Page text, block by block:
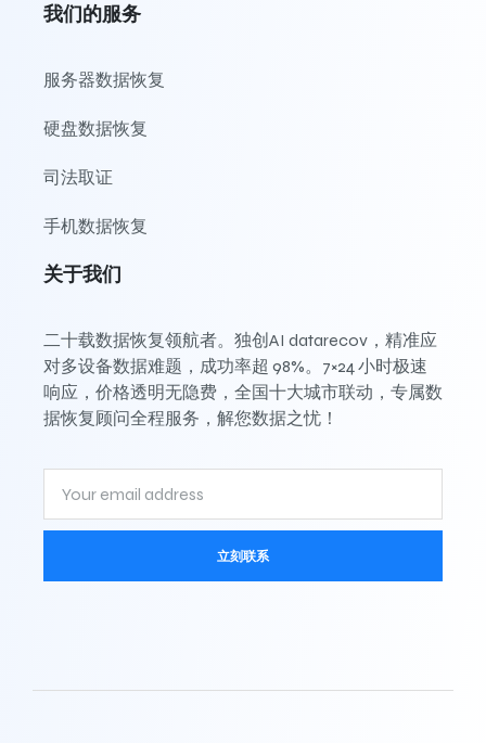
我们的服务
服务器数据恢复
硬盘数据恢复
司法取证
手机数据恢复
关于我们
二十载数据恢复领航者。独创AI datarecov，精准应
对多设备数据难题，成功率超 98%。7×24 小时极速
响应，价格透明无隐费，全国十大城市联动，专属数
据恢复顾问全程服务，解您数据之忧！
立刻联系